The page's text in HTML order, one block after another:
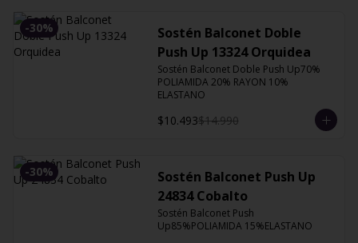
-30%
Sostén Balconet Doble
Push Up 13324 Orquidea
Sostén Balconet Doble Push Up70%
POLIAMIDA 20% RAYON 10%
ELASTANO
$10.493$14.990
-30%
Sostén Balconet Push Up
24834 Cobalto
Sostén Balconet Push
Up85%POLIAMIDA 15%ELASTANO